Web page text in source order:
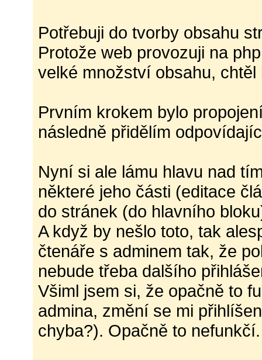
Potřebuji do tvorby obsahu
Protože web provozuji na
velké množství obsahu,
Prvním krokem bylo
následně přidělím
Nyní si ale lámu hlavu nad
některé jeho části (editace
do stránek (do hlavního
A když by nešlo toto, tak
čtenáře s adminem tak, že
nebude třeba dalšího
Všiml jsem si, že opačně to
admina, změní se mi
chyba?). Opačně to nefunkčí.